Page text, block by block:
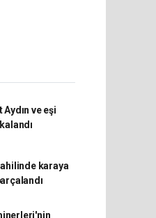
Aydın ve eşi
karaya